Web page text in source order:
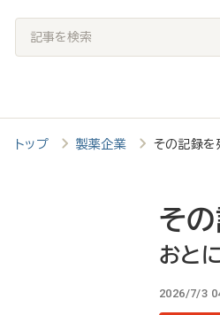
記
事
検
索
トップ 製薬企業 その記録
そ
おと
2026/7/3